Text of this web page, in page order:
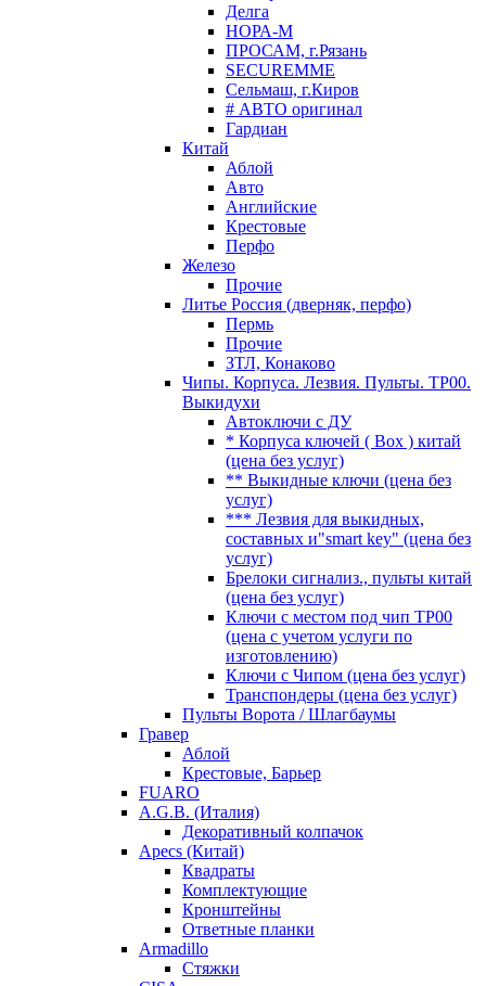
Делга
НОРА-М
ПРОСАМ, г.Рязань
SECUREMME
Сельмаш, г.Киров
# АВТО оригинал
Гардиан
Китай
Аблой
Авто
Английские
Крестовые
Перфо
Железо
Прочие
Литье Россия (дверняк, перфо)
Пермь
Прочие
ЗТЛ, Конаково
Чипы. Корпуса. Лезвия. Пульты. TP00.
Выкидухи
Автоключи с ДУ
* Корпуса ключей ( Box ) китай
(цена без услуг)
** Выкидные ключи (цена без
услуг)
*** Лезвия для выкидных,
составных и"smart key" (цена без
услуг)
Брелоки сигнализ., пульты китай
(цена без услуг)
Ключи с местом под чип TP00
(цена с учетом услуги по
изготовлению)
Ключи с Чипом (цена без услуг)
Транспондеры (цена без услуг)
Пульты Ворота / Шлагбаумы
Гравер
Аблой
Крестовые, Барьер
FUARO
A.G.B. (Италия)
Декоративный колпачок
Apecs (Китай)
Квадраты
Комплектующие
Кронштейны
Ответные планки
Armadillo
Стяжки